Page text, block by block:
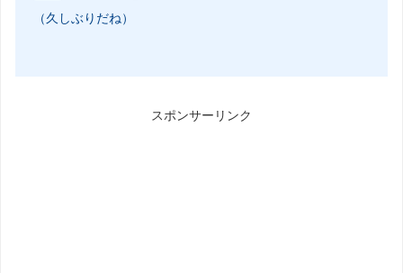
（久しぶりだね）
スポンサーリンク